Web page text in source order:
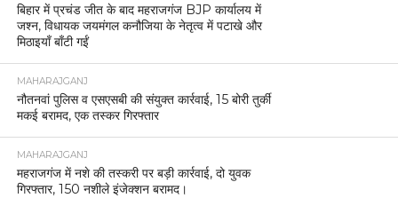
बिहार में प्रचंड जीत के बाद महराजगंज BJP कार्यालय में
जश्न, विधायक जयमंगल कनौजिया के नेतृत्व में पटाखे और
मिठाइयाँ बाँटी गईं
MAHARAJGANJ
नौतनवां पुलिस व एसएसबी की संयुक्त कार्रवाई, 15 बोरी तुर्की
मकई बरामद, एक तस्कर गिरफ्तार
MAHARAJGANJ
महराजगंज में नशे की तस्करी पर बड़ी कार्रवाई, दो युवक
गिरफ्तार, 150 नशीले इंजेक्शन बरामद।